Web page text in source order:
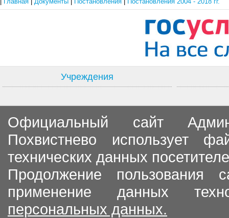
Учреждения
Официальный сайт
Похвистнево использует
технических данных
Продолжение пользования
применение данных
персональных данных.